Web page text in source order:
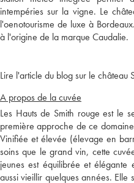
intempéries sur la vigne. Le
l'oenotourisme de luxe à
à l'origine de la marque Caudalie.
Lire l'article du blog sur le château
A propos de la cuvée
Les Hauts de Smith rouge est le
première approche de ce
Vinifiée et élevée (élevage en
soins que le grand vin, cette
jeunes est équilibrée et élégante
aussi vieillir quelques années.